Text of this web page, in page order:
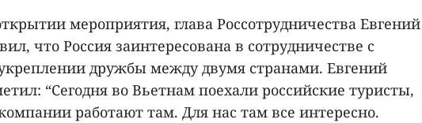
мероприятия, глава Россотрудничества Евгений
что Россия заинтересована в сотрудничестве с
дружбы между двумя странами. Евгений
“Сегодня во Вьетнам поехали российские туристы,
работают там. Для нас там все интересно.